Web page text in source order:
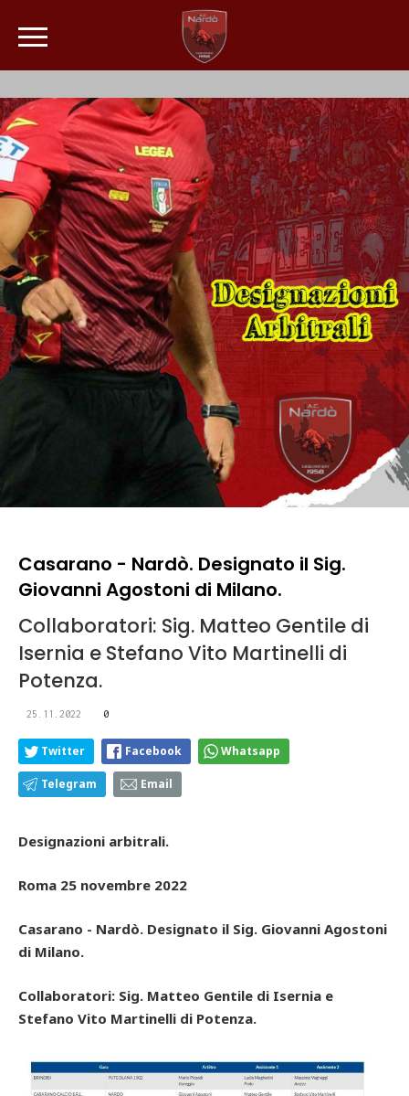
Casarano - Nardò. Designato il Sig.
Giovanni Agostoni di Milano.
Collaboratori: Sig. Matteo Gentile di
Isernia e Stefano Vito Martinelli di
Potenza.
25.11.2022 0
Twitter Facebook Whatsapp
Telegram Email
Designazioni arbitrali.
Roma 25 novembre 2022
Casarano - Nardò. Designato il Sig. Giovanni Agostoni
di Milano.
Collaboratori: Sig. Matteo Gentile di Isernia e
Stefano Vito Martinelli di Potenza.